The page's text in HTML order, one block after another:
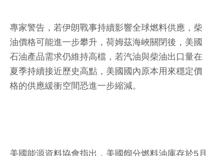
專家警告，若伊朗戰事持續影響全球燃料供應，柴
油價格可能進一步攀升，荷姆茲海峽關閉後，美國
石油產品需求仍維持高檔，若汽油與柴油出口量在
夏季持續接近歷史高點，美國國內原本用來穩定價
格的供應緩衝空間恐進一步縮減。
美國能源資料協會指出，美國餾分燃料油庫存於5月